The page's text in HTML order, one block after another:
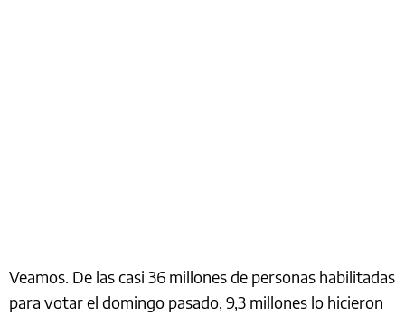
Veamos. De las casi 36 millones de personas habilitadas
para votar el domingo pasado, 9,3 millones lo hicieron